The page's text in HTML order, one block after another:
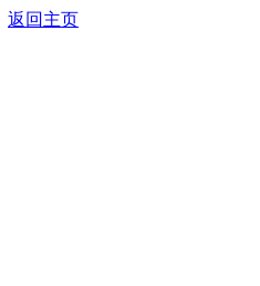
返回主页